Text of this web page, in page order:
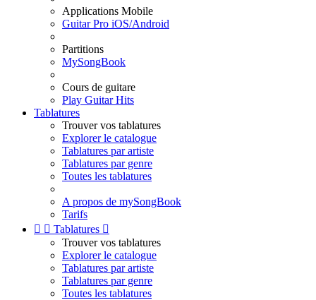
Applications Mobile
Guitar Pro iOS/Android
Partitions
MySongBook
Cours de guitare
Play Guitar Hits
Tablatures
Trouver vos tablatures
Explorer le catalogue
Tablatures par artiste
Tablatures par genre
Toutes les tablatures
A propos de mySongBook
Tarifs
  Tablatures 
Trouver vos tablatures
Explorer le catalogue
Tablatures par artiste
Tablatures par genre
Toutes les tablatures